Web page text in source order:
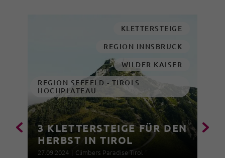
KLETTERSTEIGE
REGION INNSBRUCK
WILDER KAISER
REGION SEEFELD - TIROLS
HOCHPLATEAU
3 KLETTERSTEIGE FÜR DEN
HERBST IN TIROL
27.09.2024 | Climbers Paradise Tirol